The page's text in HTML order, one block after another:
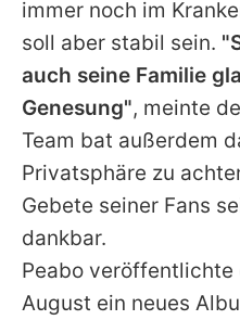
immer noch im
soll aber stabil sein.
auch seine Familie
Genesung", meinte
Team bat außerdem
Privatsphäre zu
Gebete seiner Fans
dankbar.
Peabo veröffentlichte
August ein neues